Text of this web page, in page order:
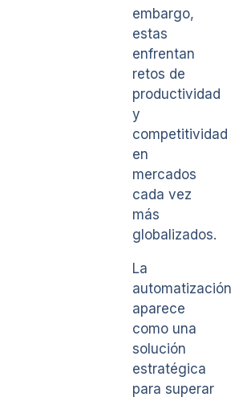
embargo,
estas
enfrentan
retos de
productividad
y
competitividad
en
mercados
cada vez
más
globalizados.
La
automatización
aparece
como una
solución
estratégica
para superar